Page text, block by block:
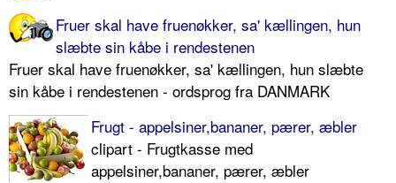
Fruer skal have fruenøkker, sa' kællingen, hun
slæbte sin kåbe i rendestenen
Fruer skal have fruenøkker, sa' kællingen, hun slæbte
sin kåbe i rendestenen - ordsprog fra DANMARK
Frugt - appelsiner,bananer, pærer, æbler
clipart - Frugtkasse med
appelsiner,bananer, pærer, æbler